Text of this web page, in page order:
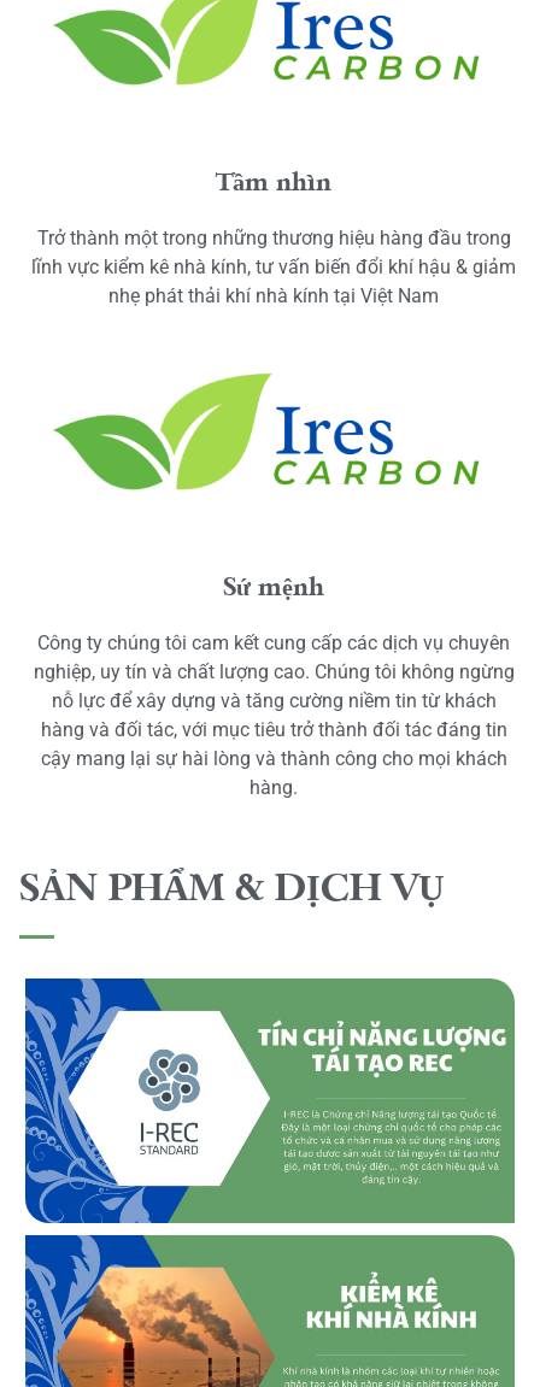
Tầm nhìn
Trở thành một trong những thương hiệu hàng đầu trong
lĩnh vực kiểm kê nhà kính, tư vấn biến đổi khí hậu & giảm
nhẹ phát thải khí nhà kính tại Việt Nam
Sứ mệnh
Công ty chúng tôi cam kết cung cấp các dịch vụ chuyên
nghiệp, uy tín và chất lượng cao. Chúng tôi không ngừng
nỗ lực để xây dựng và tăng cường niềm tin từ khách
hàng và đối tác, với mục tiêu trở thành đối tác đáng tin
cậy mang lại sự hài lòng và thành công cho mọi khách
hàng.
SẢN PHẨM & DỊCH VỤ